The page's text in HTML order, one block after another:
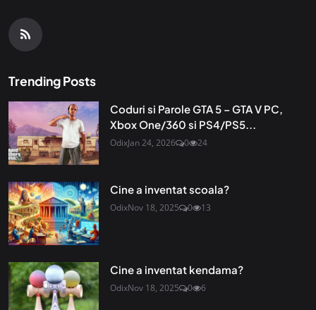
Trending Posts
Coduri si Parole GTA 5 – GTA V PC,
Xbox One/360 si PS4/PS5...
OdixJan 24, 2026 0 24
Cine a inventat scoala?
OdixNov 18, 2025 0 13
Cine a inventat kendama?
OdixNov 18, 2025 0 6